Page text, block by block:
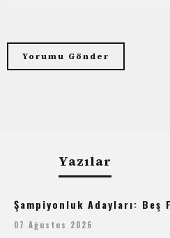
Yazılar
Şampiyonluk Adayları:
07 Ağustos 2026